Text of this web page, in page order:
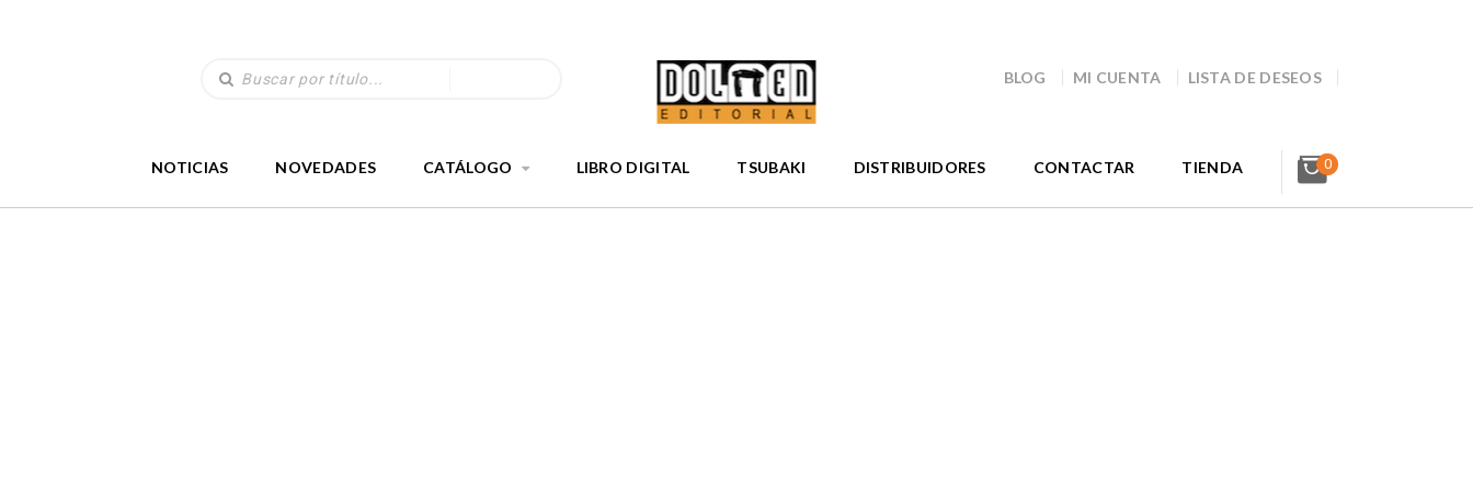
BLOG MI CUENTA LISTA DE DESEOS
NOTICIAS NOVEDADES CATÁLOGO LIBRO DIGITAL TSUBAKI DISTRIBUIDORES CONTACTAR TIENDA 0